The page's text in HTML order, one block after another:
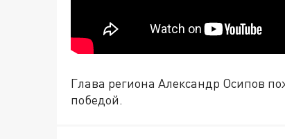
Глава региона Александр Осипов
победой.